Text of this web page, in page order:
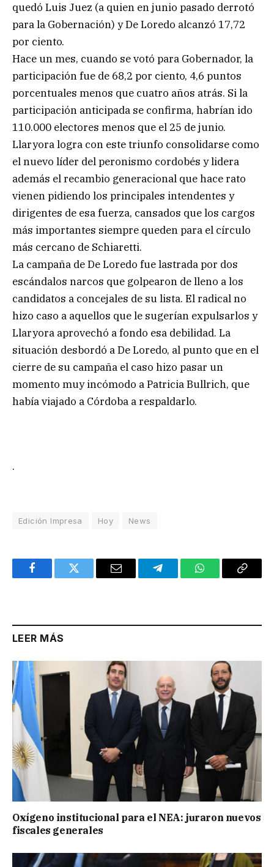
quedó Luis Juez (a quien en junio pasado derrotó
para la Gobernación) y De Loredo alcanzó 17,72
por ciento.
Hace un mes, cuando se votó para Gobernador, la
participación fue de 68,2 por ciento, 4,6 puntos
porcentuales menos que cuatro años atrás. Si la
participación anticipada se confirma, habrían ido
110.000 electores menos que el 25 de junio.
Llaryora logra con este triunfo consolidarse como
el nuevo líder del peronismo cordobés y lidera
además el recambio generacional que hace rato
vienen pidiendo los principales intendentes y
dirigentes de esa fuerza, cansados que los cargos
más importantes siempre queden para el círculo
más cercano de Schiaretti.
La campaña de De Loredo fue lastrada por dos
escándalos narcos que golpearon de lleno a los
candidatos a concejales de su lista. El radical no
hizo caso a aquellos que le sugerían expulsarlos y
Llaryora aprovechó a fondo esa debilidad. La
situación desbordó a De Loredo, al punto que en el
cierre de su campaña el caso hizo pasar un
momento muy incómodo a Patricia Bullrich, que
había viajado a Córdoba a respaldarlo.
.
Edición Impresa Hoy News
FacebookTwitter Email TelegramWhatsAppCopy
LEER MÁS
Oxígeno institucional para el NEA: juraron nuevos
fiscales generales